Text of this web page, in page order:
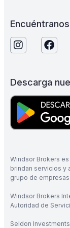
Descarga
Windsor Brokers
brindan servicios y
grupo de
Windsor Brokers
Autoridad de
Seldon